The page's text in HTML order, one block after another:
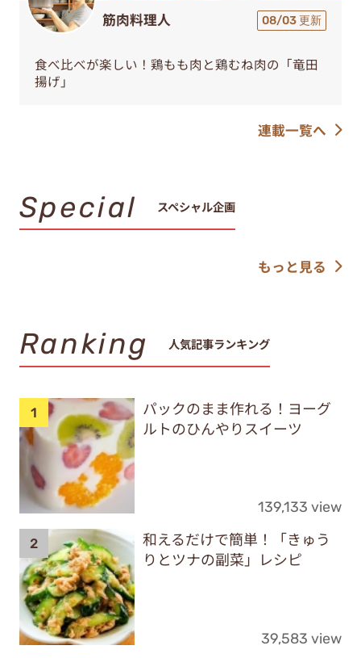
筋肉料理人 08/03 更新
食べ比べが楽しい！鶏もも肉と鶏むね肉の「竜田
揚げ」
連載一覧へ
Special スペシャル企画
もっと見る
Ranking 人気記事ランキング
パックのまま作れる！ヨーグ
ルトのひんやりスイーツ
139,133 view
和えるだけで簡単！「きゅう
りとツナの副菜」レシピ
39,583 view